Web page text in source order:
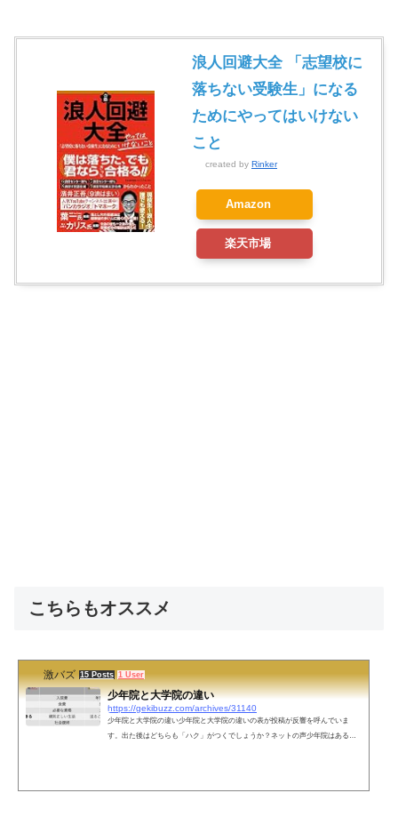
浪人回避大全 「志望校に
落ちない受験生」になる
ためにやってはいけない
こと
created by Rinker
Amazon
楽天市場
こちらもオススメ
激バズ 15 Posts 1 User
少年院と大学院の違い
https://gekibuzz.com/archives/31140
少年院と大学院の違い少年院と大学院の違いの表が投稿が反響を呼んでいま
す。出た後はどちらも「ハク」がつくでしょうか？ネットの声少年院はある意